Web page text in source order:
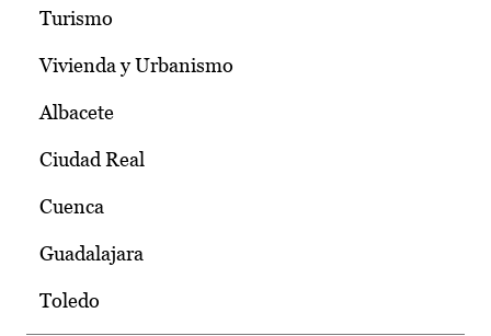
Turismo
Vivienda y Urbanismo
Albacete
Ciudad Real
Cuenca
Guadalajara
Toledo